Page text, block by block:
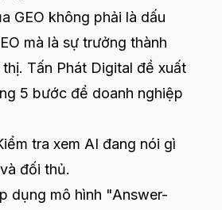
GEO không phải là dấu
mà là sự trưởng thành
Tấn Phát Digital đề xuất
5 bước để doanh nghiệp
tra xem AI đang nói gì
đối thủ.
dụng mô hình "Answer-